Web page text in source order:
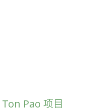
Pao 项目